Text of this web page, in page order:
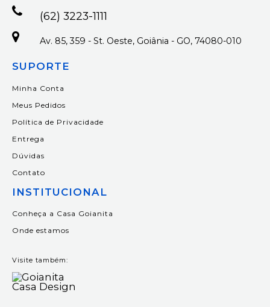
(62) 3223-1111
Av. 85, 359 - St. Oeste, Goiânia - GO, 74080-010
SUPORTE
Minha Conta
Meus Pedidos
Política de Privacidade
Entrega
Dúvidas
Contato
INSTITUCIONAL
Conheça a Casa Goianita
Onde estamos
Visite também: